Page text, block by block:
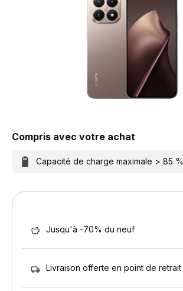
Compris avec votre achat
Capacité de charge maximale > 85 %
Jusqu'à -70% du neuf
Livraison offerte en point de retrait